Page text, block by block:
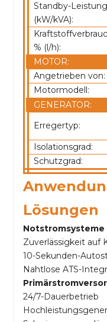
Standby-Leistung
(kW/kVA):
% (l/h):
MOTOR:
Angetrieben von:
Motormodell:
GENERATOR:
Erregertyp:
Isolationsgrad:
Schutzgrad:
Lösungen
Notstromsysteme
Zuverlässigkeit auf
10-Sekunden-
Nahtlose ATS-
24/7-Dauerbetrieb